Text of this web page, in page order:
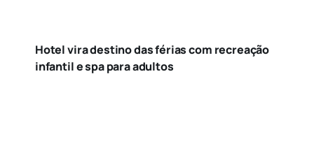
Hotel vira destino das férias com recreação
infantil e spa para adultos